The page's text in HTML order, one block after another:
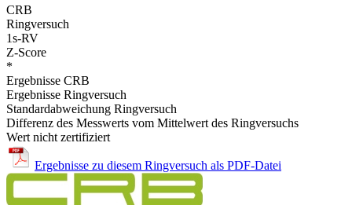
CRB
Ringversuch
1s-RV
Z-Score
*
Ergebnisse CRB
Ergebnisse Ringversuch
Standardabweichung Ringversuch
Differenz des Messwerts vom Mittelwert des Ringversuchs
Wert nicht zertifiziert
Ergebnisse zu diesem Ringversuch als PDF-Datei